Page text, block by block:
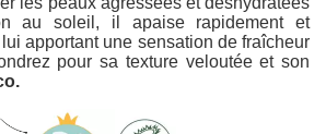
au soleil, il apaise rapidement et
apportant une sensation de fraîcheur
pour sa texture veloutée et son